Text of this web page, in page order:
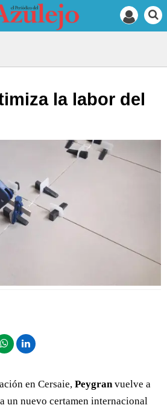
la labor del
en Cersaie, Peygran vuelve a
un nuevo certamen internacional